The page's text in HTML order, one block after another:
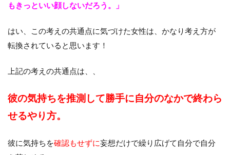
もきっといい顔しないだろう。」
はい、この考えの共通点に気づけた女性は、かなり考え方が
転換されていると思います！
上記の考えの共通点は、、
彼の気持ちを推測して勝手に自分のなかで終わら
せるやり方。
彼に気持ちを確認もせずに妄想だけで繰り広げて自分で自分